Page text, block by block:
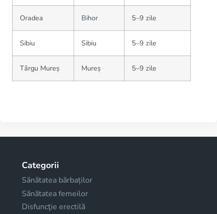
Oradea Bihor 5–9 zile
Sibiu Sibiu 5–9 zile
Târgu Mureș Mureș 5–9 zile
Categorii
Sănătatea bărbaților
Sănătatea femeilor
Disfuncţie erectilă